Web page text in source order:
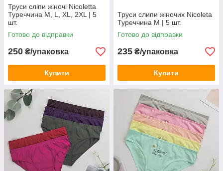
Труси сліпи жіночі Nicoletta
Туреччина M, L, XL, 2XL | 5
шт.
Готово до відправки
250 ₴/упаковка
Купити
Труси слипи жіночих Nicoleta
Туреччина M | 5 шт.
Готово до відправки
235 ₴/упаковка
Купити